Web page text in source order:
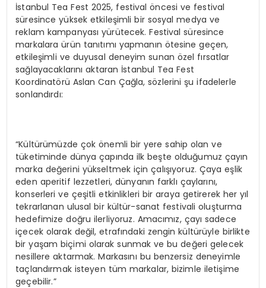
İstanbul Tea Fest 2025, festival öncesi ve festival
süresince yüksek etkileşimli bir sosyal medya ve
reklam kampanyası yürütecek. Festival süresince
markalara ürün tanıtımı yapmanın ötesine geçen,
etkileşimli ve duyusal deneyim sunan özel fırsatlar
sağlayacaklarını aktaran İstanbul Tea Fest
Koordinatörü Aslan Can Çağla, sözlerini şu ifadelerle
sonlandırdı:
“Kültürümüzde çok önemli bir yere sahip olan ve
tüketiminde dünya çapında ilk beşte olduğumuz çayın
marka değerini yükseltmek için çalışıyoruz. Çaya eşlik
eden aperitif lezzetleri, dünyanın farklı çaylarını,
konserleri ve çeşitli etkinlikleri bir araya getirerek her yıl
tekrarlanan ulusal bir kültür-sanat festivali oluşturma
hedefimize doğru ilerliyoruz. Amacımız, çayı sadece
içecek olarak değil, etrafındaki zengin kültürüyle birlikte
bir yaşam biçimi olarak sunmak ve bu değeri gelecek
nesillere aktarmak. Markasını bu benzersiz deneyimle
taçlandırmak isteyen tüm markalar, bizimle iletişime
geçebilir.”